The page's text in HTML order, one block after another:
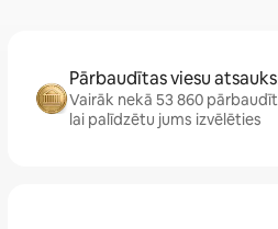
Pārbaudītas viesu
Vairāk nekā 53 860
lai palīdzētu jums izvēlēties